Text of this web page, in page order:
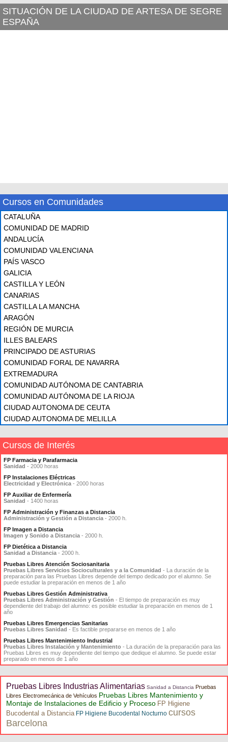
SITUACIÓN DE LA CIUDAD DE ARTESA DE SEGRE
ESPAÑA
Cursos en Comunidades
CATALUÑA
COMUNIDAD DE MADRID
ANDALUCÍA
COMUNIDAD VALENCIANA
PAÍS VASCO
GALICIA
CASTILLA Y LEÓN
CANARIAS
CASTILLA LA MANCHA
ARAGÓN
REGIÓN DE MURCIA
ILLES BALEARS
PRINCIPADO DE ASTURIAS
COMUNIDAD FORAL DE NAVARRA
EXTREMADURA
COMUNIDAD AUTÓNOMA DE CANTABRIA
COMUNIDAD AUTÓNOMA DE LA RIOJA
CIUDAD AUTONOMA DE CEUTA
CIUDAD AUTONOMA DE MELILLA
Cursos de Interés
FP Farmacia y Parafarmacia
Sanidad - 2000 horas
FP Instalaciones Eléctricas
Electricidad y Electrónica - 2000 horas
FP Auxiliar de Enfermería
Sanidad - 1400 horas
FP Administración y Finanzas a Distancia
Administración y Gestión a Distancia - 2000 h.
FP Imagen a Distancia
Imagen y Sonido a Distancia - 2000 h.
FP Dietética a Distancia
Sanidad a Distancia - 2000 h.
Pruebas Libres Atención Sociosanitaria
Pruebas Libres Servicios Socioculturales y a la Comunidad - La duración de la
preparación para las Pruebas Libres depende del tiempo dedicado por el alumno. Se
puede estudiar la preparación en menos de 1 año
Pruebas Libres Gestión Administrativa
Pruebas Libres Administración y Gestión - El tiempo de preparación es muy
dependiente del trabajo del alumno: es posible estudiar la preparación en menos de 1
año
Pruebas Libres Emergencias Sanitarias
Pruebas Libres Sanidad - Es factible prepararse en menos de 1 año
Pruebas Libres Mantenimiento Industrial
Pruebas Libres Instalación y Mantenimiento - La duración de la preparación para las
Pruebas Libres es muy dependiente del tiempo que dedique el alumno. Se puede estar
preparado en menos de 1 año
Pruebas Libres Industrias Alimentarias Sanidad a Distancia Pruebas
Libres Electromecánica de Vehículos Pruebas Libres Mantenimiento y
Montaje de Instalaciones de Edificio y Proceso FP Higiene
Bucodental a Distancia FP Higiene Bucodental Nocturno cursos
Barcelona